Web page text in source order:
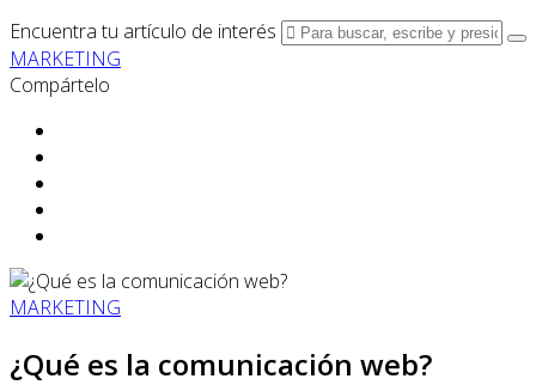
Encuentra tu artículo de interés
MARKETING
Compártelo
MARKETING
¿Qué es la comunicación web?